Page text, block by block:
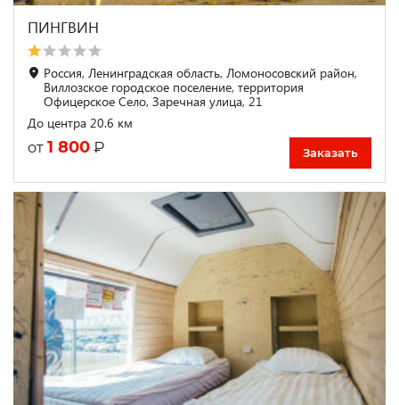
ПИНГВИН
Россия, Ленинградская область, Ломоносовский район,
Виллозское городское поселение, территория
Офицерское Село, Заречная улица, 21
До центра 20.6 км
от 1 800 ₽ Заказать